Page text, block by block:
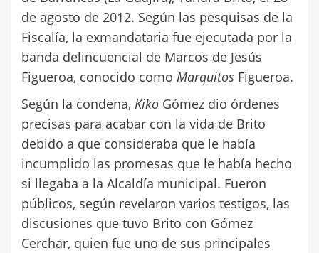
de agosto de 2012. Según las pesquisas de la
Fiscalía, la exmandataria fue ejecutada por la
banda delincuencial de Marcos de Jesús
Figueroa, conocido como Marquitos Figueroa.
Según la condena, Kiko Gómez dio órdenes
precisas para acabar con la vida de Brito
debido a que consideraba que le había
incumplido las promesas que le había hecho
si llegaba a la Alcaldía municipal. Fueron
públicos, según revelaron varios testigos, las
discusiones que tuvo Brito con Gómez
Cerchar, quien fue uno de sus principales